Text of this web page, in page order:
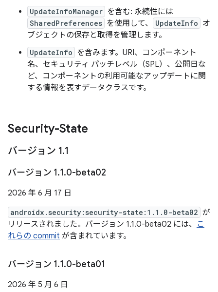
UpdateInfoManager を含む: 永続性には
SharedPreferences を使用して、 UpdateInfo オ
ブジェクトの保存と取得を管理します。
UpdateInfo を含みます。URI、コンポーネント
名、セキュリティ パッチレベル（SPL）、公開日な
ど、コンポーネントの利用可能なアップデートに関
する情報を表すデータクラスです。
Security-State
バージョン 1.1
バージョン 1.1.0-beta02
2026 年 6 月 17 日
androidx.security:security-state:1.1.0-beta02 が
リリースされました。バージョン 1.1.0-beta02 には、 こ
れらの commit が含まれています。
バージョン 1.1.0-beta01
2026 年 5 月 6 日